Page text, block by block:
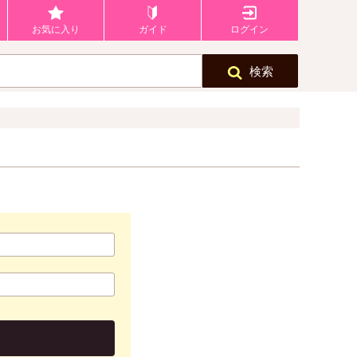
お気に入り ガイド ログイン
検索